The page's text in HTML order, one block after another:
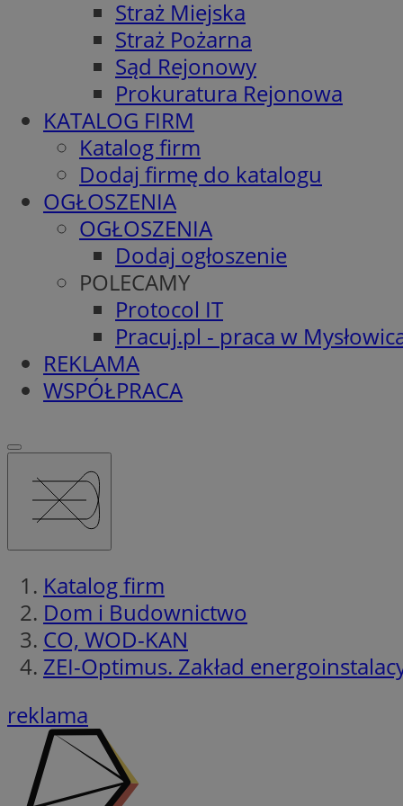
Straż Miejska
Straż Pożarna
Sąd Rejonowy
Prokuratura Rejonowa
KATALOG FIRM
Katalog firm
Dodaj firmę do katalogu
OGŁOSZENIA
OGŁOSZENIA
Dodaj ogłoszenie
POLECAMY
Protocol IT
Pracuj.pl - praca w
REKLAMA
WSPÓŁPRACA
Katalog firm
Dom i Budownictwo
CO, WOD-KAN
ZEI-Optimus. Zakład
reklama